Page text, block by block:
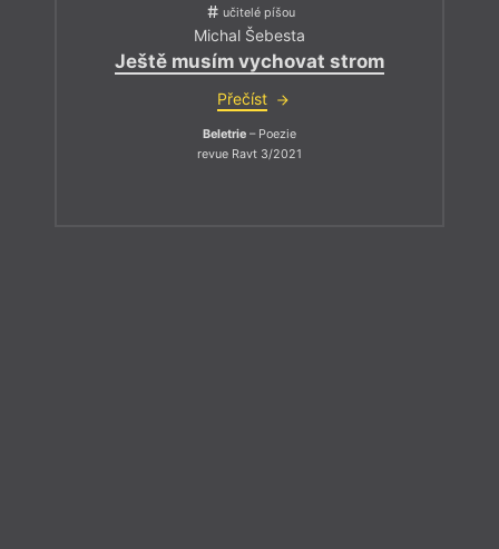
učitelé píšou
Michal Šebesta
Ještě musím vychovat strom
Přečíst
Beletrie – Poezie
revue Ravt 3/2021